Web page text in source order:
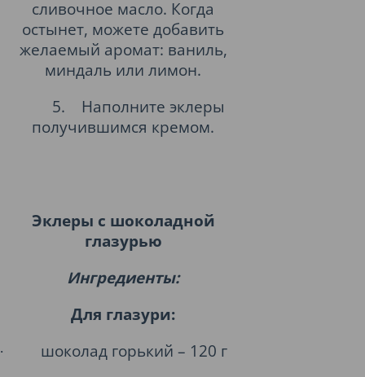
сливочное масло. Когда
остынет, можете добавить
желаемый аромат: ваниль,
миндаль или лимон.
5.
Наполните эклеры
получившимся кремом.
Эклеры с шоколадной
глазурью
Ингредиенты:
Для глазури:
·
шоколад горький – 120 г